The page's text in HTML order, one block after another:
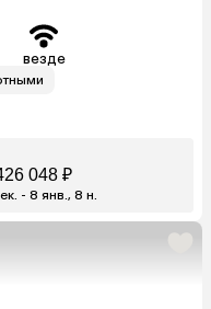
везде
048 ₽
- 8 янв., 8 н.